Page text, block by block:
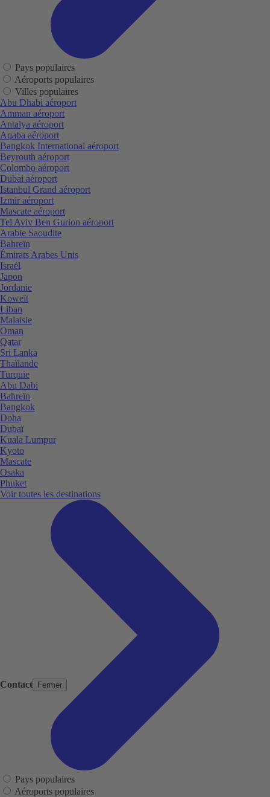
Contact Fermer
Pays populaires
Aéroports populaires
Villes populaires
Abu Dhabi aéroport
Amman aéroport
Antalya aéroport
Aqaba aéroport
Bangkok International aéroport
Beyrouth aéroport
Colombo aéroport
Dubai aéroport
Istanbul Grand aéroport
Izmir aéroport
Mascate aéroport
Tel Aviv Ben Gurion aéroport
Arabie Saoudite
Bahreïn
Émirats Arabes Unis
Israël
Japon
Jordanie
Koweït
Liban
Malaisie
Oman
Qatar
Sri Lanka
Thaïlande
Turquie
Abu Dabi
Bahreïn
Bangkok
Doha
Dubaï
Kuala Lumpur
Kyoto
Mascate
Osaka
Phuket
Voir toutes les destinations
Pays populaires
Aéroports populaires